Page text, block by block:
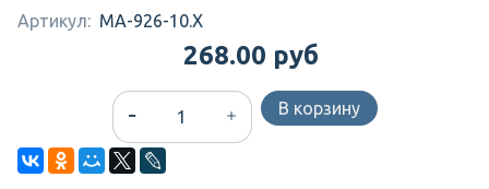
Артикул: MA-926-10.X
268.00 руб
В корзину